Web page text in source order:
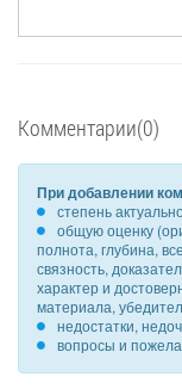
Комментарии(0)
При добавлении
степень
общую оценку
полнота, глубина,
связность,
характер и
материала,
недостатки,
вопросы и